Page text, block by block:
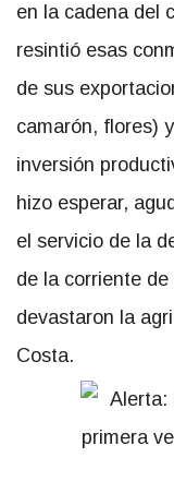
en la cadena del
resintió esas
de sus
camarón, flores)
inversión
hizo esperar,
el servicio de la
de la corriente
devastaron la
Costa.